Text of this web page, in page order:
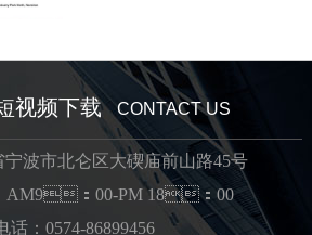
视频下载 CONTACT US
省宁波市北仑区大碶庙前山路45号
AM9：00-PM 18：00
话：0574-86899456